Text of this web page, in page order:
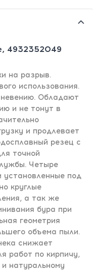
4932352049
на разрыв.
использования.
Обладают
и не тонут в
и продлевает
резец с
точной
Четыре
под
круглые
а так же
бура при
геометрия
объема пыли.
снижает
работ по кирпичу,
натуральному